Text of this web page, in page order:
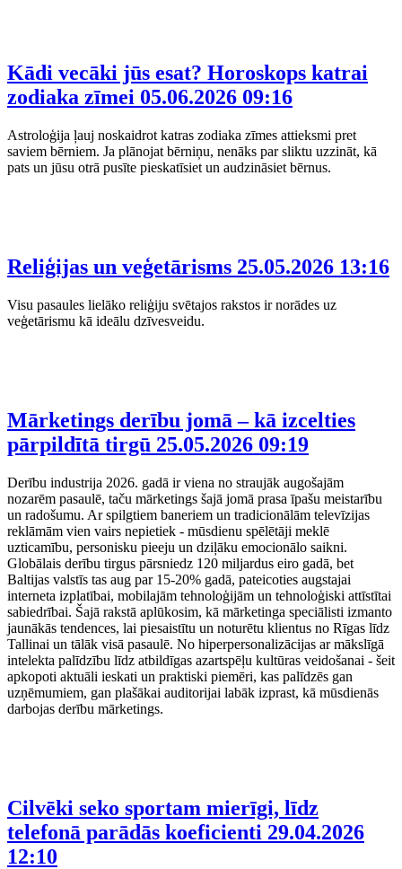
Kādi vecāki jūs esat? Horoskops katrai
zodiaka zīmei 05.06.2026 09:16
Astroloģija ļauj noskaidrot katras zodiaka zīmes attieksmi pret
saviem bērniem. Ja plānojat bērniņu, nenāks par sliktu uzzināt, kā
pats un jūsu otrā pusīte pieskatīsiet un audzināsiet bērnus.
Reliģijas un veģetārisms 25.05.2026 13:16
Visu pasaules lielāko reliģiju svētajos rakstos ir norādes uz
veģetārismu kā ideālu dzīvesveidu.
Mārketings derību jomā – kā izcelties
pārpildītā tirgū 25.05.2026 09:19
Derību industrija 2026. gadā ir viena no straujāk augošajām
nozarēm pasaulē, taču mārketings šajā jomā prasa īpašu meistarību
un radošumu. Ar spilgtiem baneriem un tradicionālām televīzijas
reklāmām vien vairs nepietiek - mūsdienu spēlētāji meklē
uzticamību, personisku pieeju un dziļāku emocionālo saikni.
Globālais derību tirgus pārsniedz 120 miljardus eiro gadā, bet
Baltijas valstīs tas aug par 15-20% gadā, pateicoties augstajai
interneta izplatībai, mobilajām tehnoloģijām un tehnoloģiski attīstītai
sabiedrībai. Šajā rakstā aplūkosim, kā mārketinga speciālisti izmanto
jaunākās tendences, lai piesaistītu un noturētu klientus no Rīgas līdz
Tallinai un tālāk visā pasaulē. No hiperpersonalizācijas ar mākslīgā
intelekta palīdzību līdz atbildīgas azartspēļu kultūras veidošanai - šeit
apkopoti aktuāli ieskati un praktiski piemēri, kas palīdzēs gan
uzņēmumiem, gan plašākai auditorijai labāk izprast, kā mūsdienās
darbojas derību mārketings.
Cilvēki seko sportam mierīgi, līdz
telefonā parādās koeficienti 29.04.2026
12:10